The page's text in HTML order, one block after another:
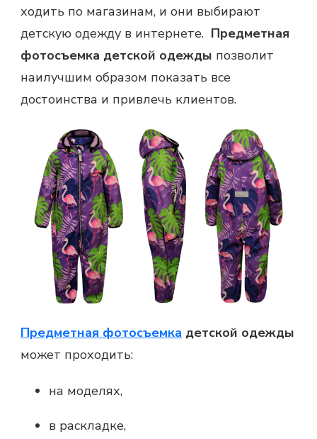
ходить по магазинам, и они выбирают
детскую одежду в интернете. Предметная
фотосъемка детской одежды позволит
наилучшим образом показать все
достоинства и привлечь клиентов.
Предметная фотосъемка детской одежды
может проходить:
на моделях,
в раскладке,